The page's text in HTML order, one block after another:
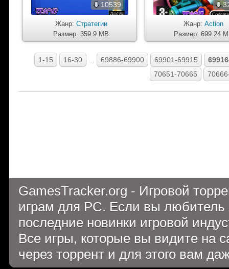
10539
Жанр: Стратегии
Размер: 359.9 MB
Жанр:Action
Размер: 699.24
1-15 16-30 69886-69900 69901-69915
70651-70665
GamesTracker.org - Игровой
играм для PC. Если вы
последние новинки игровой
Все игры, которые вы видите на
через торрент и для этого вам